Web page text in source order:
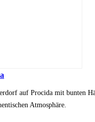
auf Procida mit bunten
Atmosphäre.